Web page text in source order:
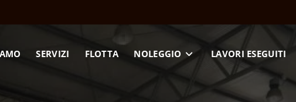
SERVIZI FLOTTA NOLEGGIO LAVORI ESEGUITI